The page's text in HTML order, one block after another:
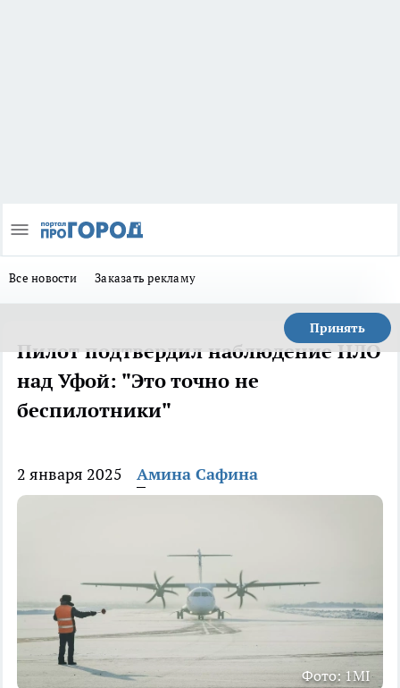
Все новости Заказать рекламу
Принять
Пилот подтвердил наблюдение НЛО
над Уфой: "Это точно не
беспилотники"
2 января 2025 Амина Сафина
Фото: 1MI